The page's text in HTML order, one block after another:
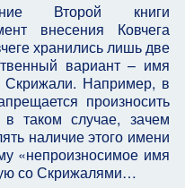
Второй книги
внесения Ковчега
хранились лишь две
вариант – имя
Например, в
произносить
в таком случае, зачем
наличие этого имени
«непроизносимое имя
со Скрижалями…